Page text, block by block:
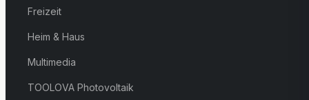
Freizeit
Heim & Haus
Multimedia
TOOLOVA Photovoltaik